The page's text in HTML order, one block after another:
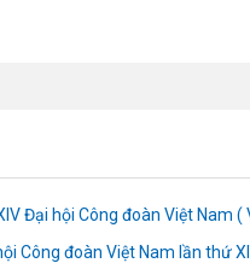
Đại hội Công đoàn Việt Nam
Công đoàn Việt Nam lần thứ